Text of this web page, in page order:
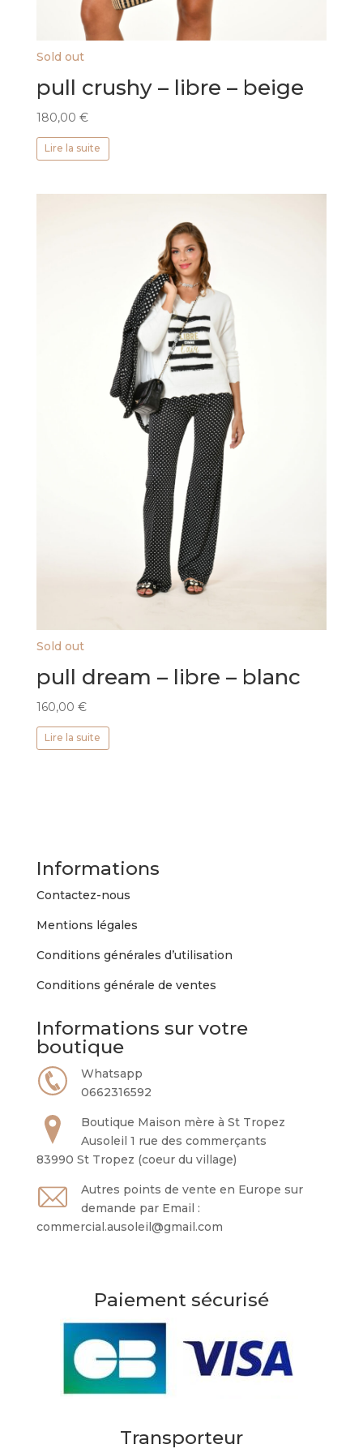
Sold out
pull crushy – libre – beige
180,00 €
Lire la suite
Sold out
pull dream – libre – blanc
160,00 €
Lire la suite
Informations
Contactez-nous
Mentions légales
Conditions générales d’utilisation
Conditions générale de ventes
Informations sur votre
boutique
Whatsapp
0662316592
Boutique Maison mère à St Tropez
Ausoleil 1 rue des commerçants
83990 St Tropez (coeur du village)
Autres points de vente en Europe sur
demande par Email :
commercial.ausoleil@gmail.com
Paiement sécurisé
Transporteur